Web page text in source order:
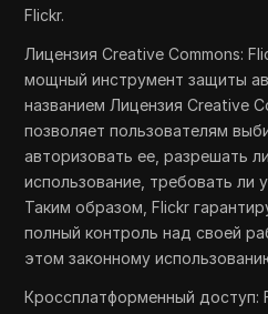
Flickr.
Лицензия Creative Commons:
мощный инструмент защиты
названием Лицензия Creative
позволяет пользователям
авторизовать ее, разрешать
использование, требовать ли
Таким образом, Flickr
полный контроль над своей
этом законному
Кроссплатформенный доступ: